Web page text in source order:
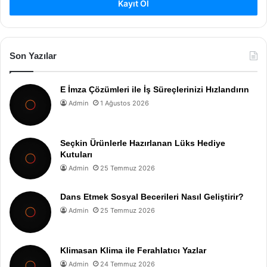
Kayıt Ol
Son Yazılar
E İmza Çözümleri ile İş Süreçlerinizi Hızlandırın
Admin 1 Ağustos 2026
Seçkin Ürünlerle Hazırlanan Lüks Hediye
Kutuları
Admin 25 Temmuz 2026
Dans Etmek Sosyal Becerileri Nasıl Geliştirir?
Admin 25 Temmuz 2026
Klimasan Klima ile Ferahlatıcı Yazlar
Admin 24 Temmuz 2026